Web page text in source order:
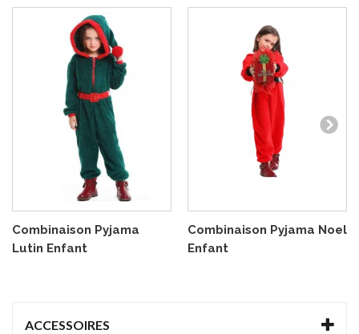
Combinaison Pyjama
Lutin Enfant
Combinaison Pyjama Noel
Enfant
ACCESSOIRES